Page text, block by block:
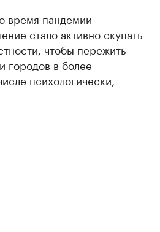
время пандемии
стало активно скупать
чтобы пережить
городов в более
психологически,